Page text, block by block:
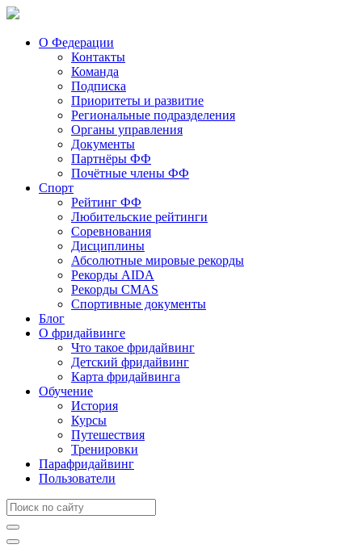
О Федерации
Контакты
Команда
Подписка
Приоритеты и развитие
Региональные подразделения
Органы управления
Документы
Партнёры ФФ
Почётные члены ФФ
Спорт
Рейтинг ФФ
Любительские рейтинги
Соревнования
Дисциплины
Абсолютные мировые рекорды
Рекорды AIDA
Рекорды CMAS
Спортивные документы
Блог
О фридайвинге
Что такое фридайвинг
Детский фридайвинг
Карта фридайвинга
Обучение
История
Курсы
Путешествия
Тренировки
Парафридайвинг
Пользователи